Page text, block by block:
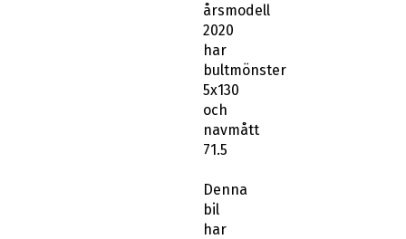
årsmodell
2020
har
bultmönster
5x130
och
navmått
71.5
Denna
bil
har